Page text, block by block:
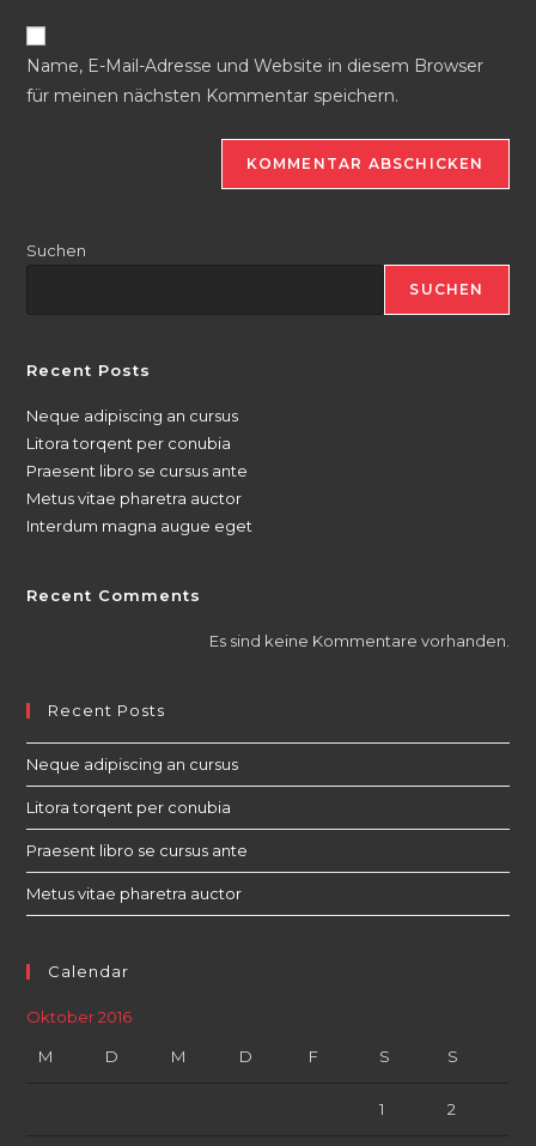
ein
zum
Kommentieren
ein
Website-
URL
Name, E-Mail-Adresse und Website in diesem Browser
für meinen nächsten Kommentar speichern.
Suchen
SUCHEN
Recent Posts
Neque adipiscing an cursus
Litora torqent per conubia
Praesent libro se cursus ante
Metus vitae pharetra auctor
Interdum magna augue eget
Recent Comments
Es sind keine Kommentare vorhanden.
Recent Posts
Neque adipiscing an cursus
Litora torqent per conubia
Praesent libro se cursus ante
Metus vitae pharetra auctor
Calendar
Oktober 2016
M D M D F S S
1 2